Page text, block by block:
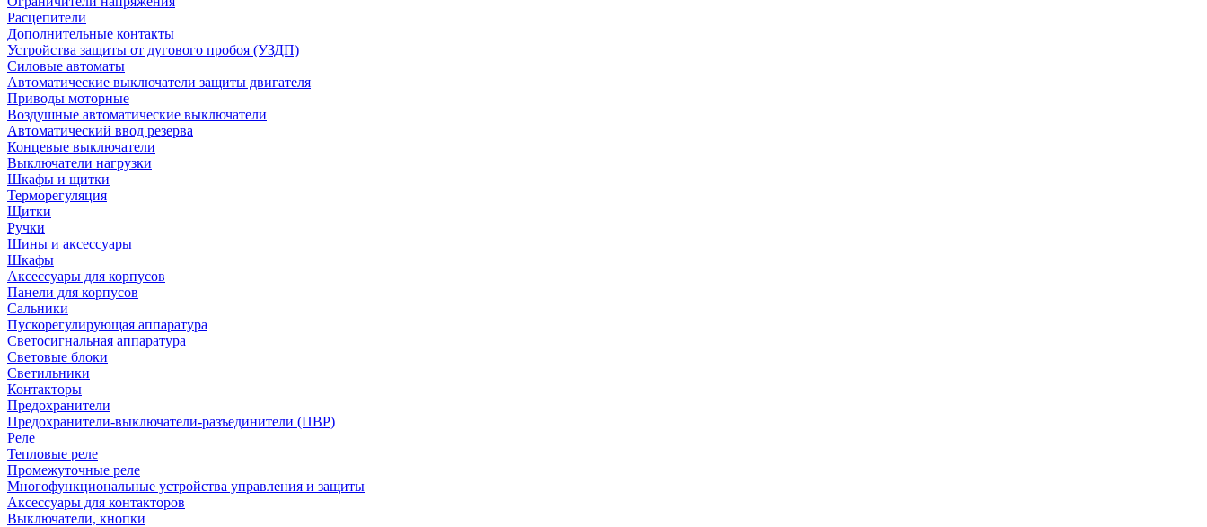
Расцепители
Дополнительные контакты
Устройства защиты от дугового пробоя (УЗДП)
Силовые автоматы
Автоматические выключатели защиты двигателя
Приводы моторные
Воздушные автоматические выключатели
Автоматический ввод резерва
Концевые выключатели
Выключатели нагрузки
Шкафы и щитки
Терморегуляция
Щитки
Ручки
Шины и аксессуары
Шкафы
Аксессуары для корпусов
Панели для корпусов
Сальники
Пускорегулирующая аппаратура
Светосигнальная аппаратура
Световые блоки
Светильники
Контакторы
Предохранители
Предохранители-выключатели-разъединители (ПВР)
Реле
Тепловые реле
Промежуточные реле
Многофункциональные устройства управления и защиты
Аксессуары для контакторов
Выключатели, кнопки